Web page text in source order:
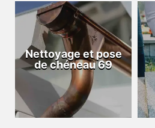
Nettoyage et pose
de chéneau 69